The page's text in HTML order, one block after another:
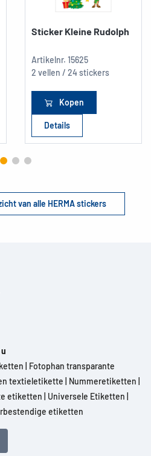
Sticker Kleine Rudolph
Artikelnr. 15625
2 vellen / 24 stickers
Kopen
Details
van alle HERMA stickers
Fotophan transparante
textieletikette Nummeretiketten
etiketten Universele Etiketten
etiketten